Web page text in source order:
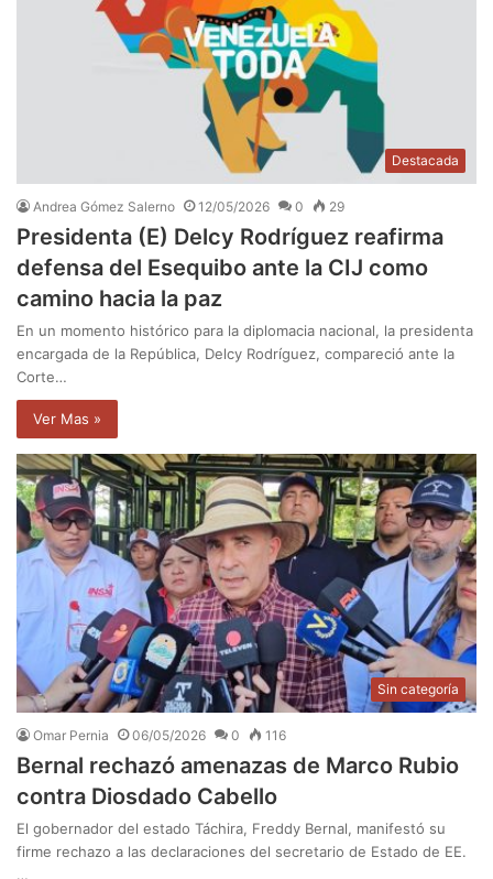
Destacada
Andrea Gómez Salerno 12/05/2026 0 29
Presidenta (E) Delcy Rodríguez reafirma
defensa del Esequibo ante la CIJ como
camino hacia la paz
En un momento histórico para la diplomacia nacional, la presidenta
encargada de la República, Delcy Rodríguez, compareció ante la
Corte…
Ver Mas »
Sin categoría
Omar Pernia 06/05/2026 0 116
Bernal rechazó amenazas de Marco Rubio
contra Diosdado Cabello
El gobernador del estado Táchira, Freddy Bernal, manifestó su
firme rechazo a las declaraciones del secretario de Estado de EE.
…